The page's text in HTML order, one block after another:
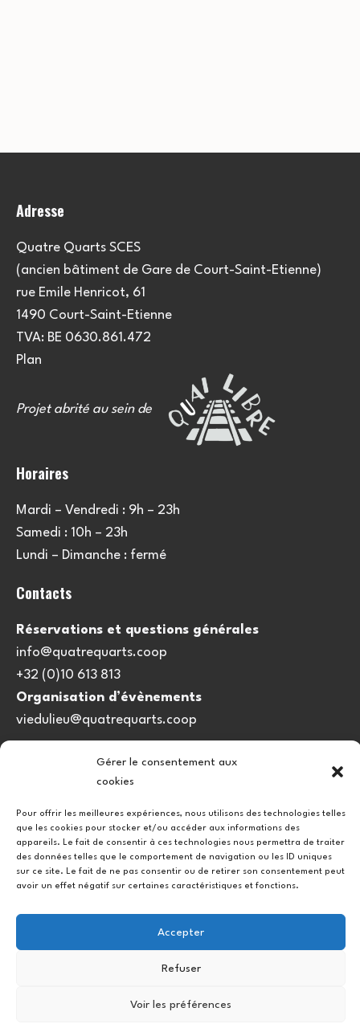
Gérer le consentement aux
cookies
Pour offrir les meilleures expériences, nous utilisons des technologies telles
que les cookies pour stocker et/ou accéder aux informations des
appareils. Le fait de consentir à ces technologies nous permettra de traiter
des données telles que le comportement de navigation ou les ID uniques
sur ce site. Le fait de ne pas consentir ou de retirer son consentement peut
avoir un effet négatif sur certaines caractéristiques et fonctions.
Accepter
Refuser
Voir les préférences
Adresse
Quatre Quarts SCES
(ancien bâtiment de Gare de Court-Saint-Etienne)
rue Emile Henricot, 61
1490 Court-Saint-Etienne
TVA: BE 0630.861.472
Plan
Projet abrité au sein de
Horaires
Mardi – Vendredi : 9h – 23h
Samedi : 10h – 23h
Lundi – Dimanche : fermé
Contacts
Réservations et questions générales
info@quatrequarts.coop
+32 (0)10 613 813
Organisation d’évènements
viedulieu@quatrequarts.coop
InstagramFacebook